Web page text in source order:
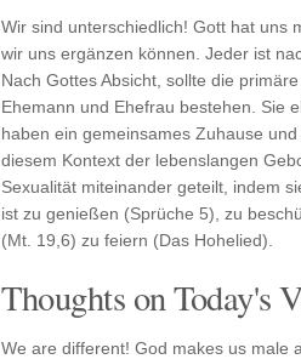
Wir sind unterschiedlich! Gott hat uns
wir uns ergänzen können. Jeder ist
Nach Gottes Absicht, sollte die
Ehemann und Ehefrau bestehen. Sie
haben ein gemeinsames Zuhause
diesem Kontext der lebenslangen
Sexualität miteinander geteilt, indem
ist zu genießen (Sprüche 5), zu
(Mt. 19,6) zu feiern (Das Hohelied).
Thoughts on Today's
We are different! God makes us male